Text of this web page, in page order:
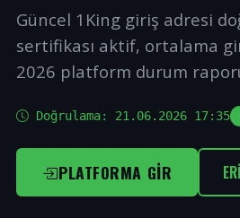
Güncel 1King giriş adresi
sertifikası aktif, ortalama
2026 platform durum
Doğrulama: 21.06.2026 17:35
PLATFORMA GIR